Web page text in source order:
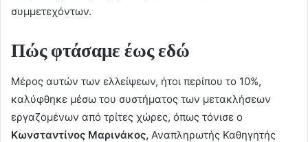
συμμετεχόντων.
Πώς φτάσαμε έως εδώ
Μέρος αυτών των ελλείψεων, ήτοι περίπου το 10%,
καλύφθηκε μέσω του συστήματος των μετακλήσεων
εργαζομένων από τρίτες χώρες, όπως τόνισε ο
Κωνσταντίνος Μαρινάκος, Αναπληρωτής Καθηγητής